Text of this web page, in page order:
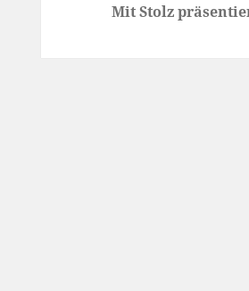
Mit Stolz